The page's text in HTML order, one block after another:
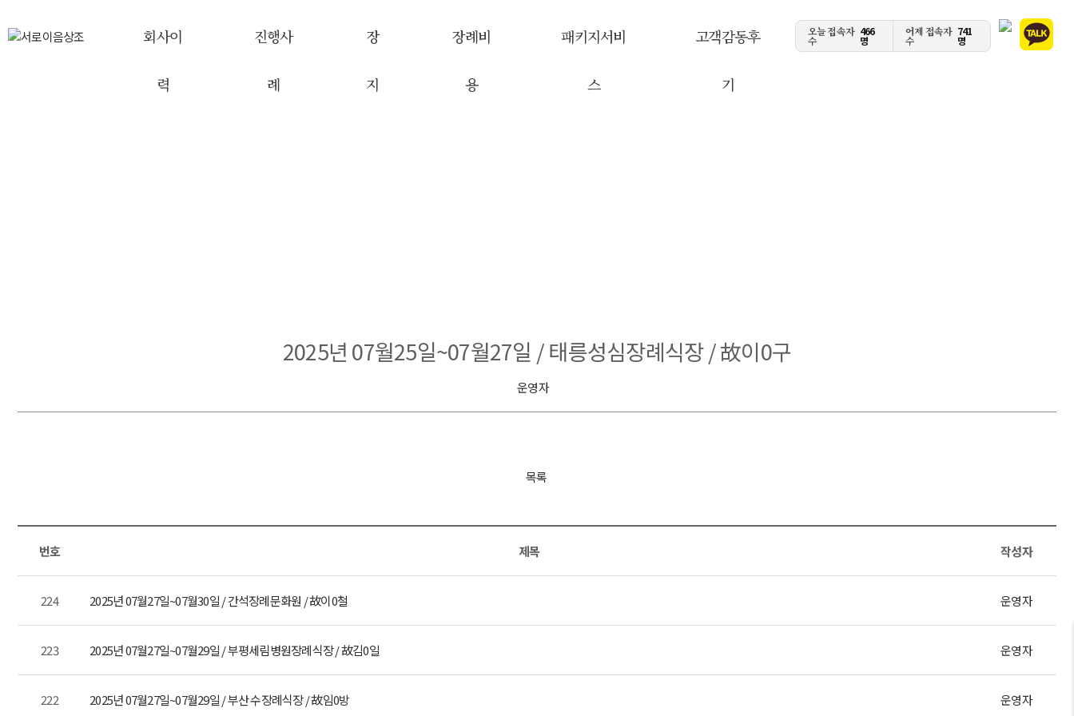
회사이
력
진행사
례
장
지
장례비
용
패키지서비
스
고객감동후
기
오늘 접속자
수
466
명
어제 접속자
수
741
명
2025년 07월25일~07월27일 / 태릉성심장례식장 / 故이0구
운영자
목록
번호 제목 작성자
224 2025년 07월27일~07월30일 / 간석장례문화원 / 故이0철 운영자
223 2025년 07월27일~07월29일 / 부평세림병원장례식장 / 故김0일 운영자
222 2025년 07월27일~07월29일 / 부산 수장례식장 / 故임0방 운영자